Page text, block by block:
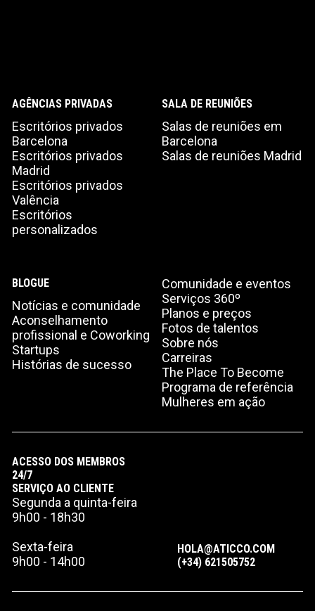
AGÊNCIAS PRIVADAS
Escritórios privados
Barcelona
Escritórios privados
Madrid
Escritórios privados
Valência
Escritórios
personalizados
SALA DE REUNIÕES
Salas de reuniões em
Barcelona
Salas de reuniões Madrid
BLOGUE
Notícias e comunidade
Aconselhamento
profissional e Coworking
Startups
Histórias de sucesso
Comunidade e eventos
Serviços 360º
Planos e preços
Fotos de talentos
Sobre nós
Carreiras
The Place To Become
Programa de referência
Mulheres em ação
ACESSO DOS MEMBROS
24/7
SERVIÇO AO CLIENTE
Segunda a quinta-feira
9h00 - 18h30
Sexta-feira
9h00 - 14h00
HOLA@ATICCO.COM
(+34) 621505752